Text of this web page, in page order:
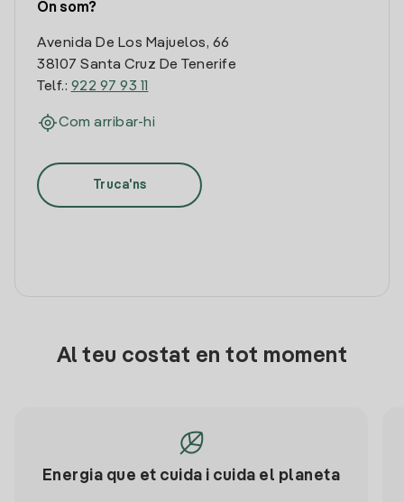
On som?
Avenida De Los Majuelos, 66
38107 Santa Cruz De Tenerife
Telf.: 922 97 93 11
Com arribar-hi
Truca'ns
Al teu costat en tot moment
Energia que et cuida i cuida el planeta